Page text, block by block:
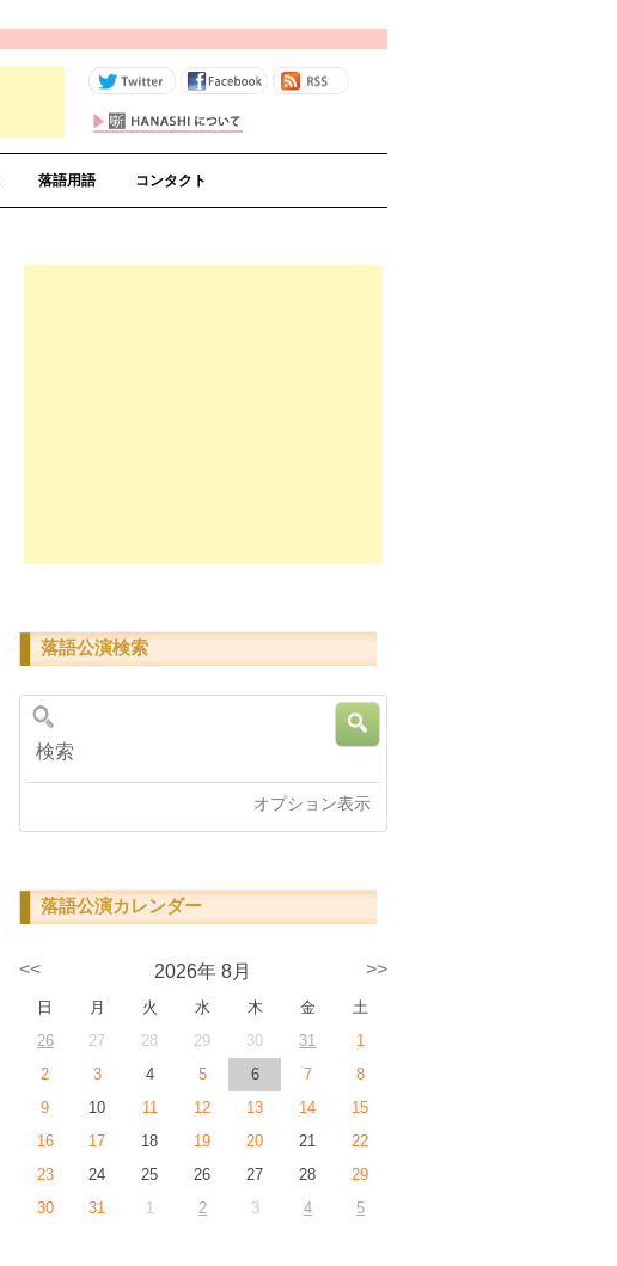
落語用語 コンタクト
落語公演検索
オプション表示
落語公演カレンダー
<< 2026年 8月 >>
日 月 火 水 木 金
土
26
27 28 29 30 31
1
2
3 4 5 6 7
8
9
10 11 12 13 14
15
16
17 18 19 20 21
22
23
24 25 26 27 28
29
30
31 1 2 3 4 5